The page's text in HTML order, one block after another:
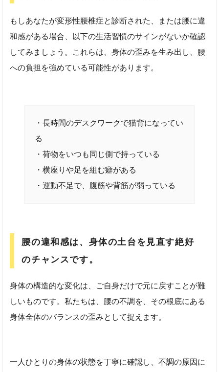
もしあなたが変形性腰椎症と診断された、または腰に違
和感がある場合、以下の生活習慣のサインがないか確認
してみましょう。これらは、身体の歪みを生み出し、腰
への負担を強めている可能性があります。
・長時間のデスクワークで猫背になってい
る
・荷物をいつも同じ側で持っている
・横座りや足を組む癖がある
・運動不足で、腹筋や背筋が弱っている
腰の違和感は、身体の土台を見直す絶好
のチャンスです。
身体の構造的な変化は、ご自身だけで元に戻すことが難
しいものです。私たちは、腰の不調を、その根底にある
身体全体のバランスの歪みとして捉えます。
一人ひとりの身体の状態を丁寧に確認し、不調の原因に